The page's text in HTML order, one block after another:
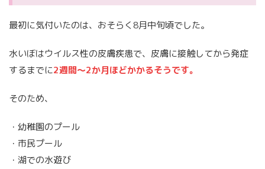
最初に気付いたのは、おそらく8月中旬頃でした。
水いぼはウイルス性の皮膚疾患で、皮膚に接触してから発症
するまでに2週間〜2か月ほどかかるそうです。
そのため、
・幼稚園のプール
・市民プール
・湖での水遊び